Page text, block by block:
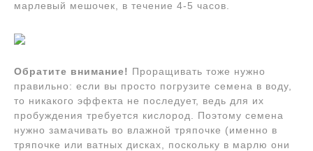
марлевый мешочек, в течение 4-5 часов.
Обратите внимание! Проращивать тоже нужно
правильно: если вы просто погрузите семена в воду,
то никакого эффекта не последует, ведь для их
пробуждения требуется кислород. Поэтому семена
нужно замачивать во влажной тряпочке (именно в
тряпочке или ватных дисках, поскольку в марлю они